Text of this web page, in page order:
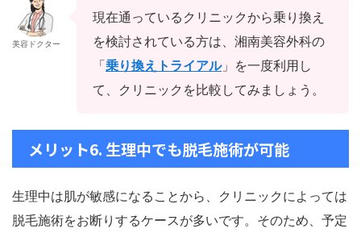
美容ドクター
現在通っているクリニックから乗り換え
を検討されている方は、湘南美容外科の
「乗り換えトライアル」を一度利用し
て、クリニックを比較してみましょう。
メリット6. 生理中でも脱毛施術が可能
生理中は肌が敏感になることから、クリニックによっては
脱毛施術をお断りするケースが多いです。そのため、予定